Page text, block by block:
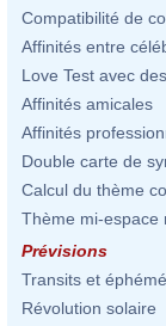
Compatibilité de
Affinités entre
Love Test avec
Affinités amicales
Affinités
Double carte de
Calcul du thème
Thème mi-espace
Prévisions
Transits et
Révolution solaire